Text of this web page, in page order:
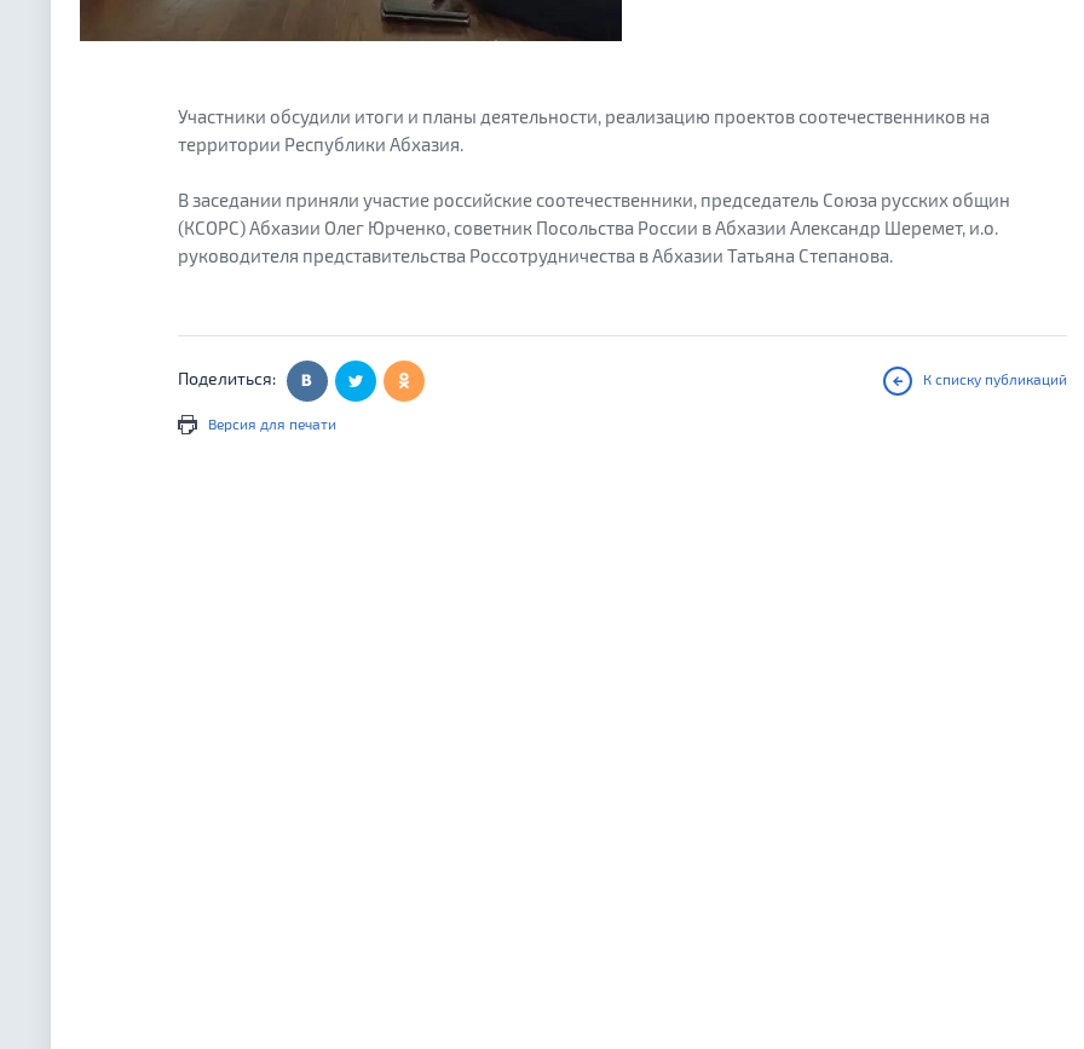
Участники обсудили итоги и планы деятельности, реализацию проектов соотечественников на
территории Республики Абхазия.
В заседании приняли участие российские соотечественники, председатель Союза русских общин
(КСОРС) Абхазии Олег Юрченко, советник Посольства России в Абхазии Александр Шеремет, и.о.
руководителя представительства Россотрудничества в Абхазии Татьяна Степанова.
К списку публикаций
Поделиться:
Версия для печати